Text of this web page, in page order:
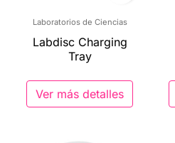
Laboratorios de Ciencias
Labdisc Charging
Tray
Ver más detalles